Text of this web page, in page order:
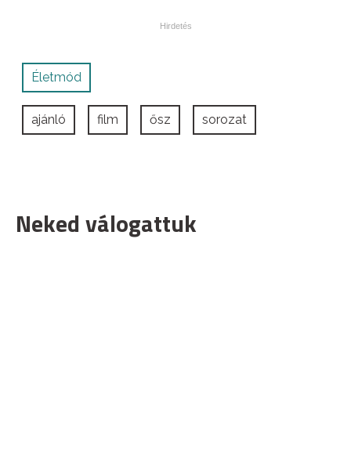
Életmód
ajánló film ősz sorozat
Neked válogattuk